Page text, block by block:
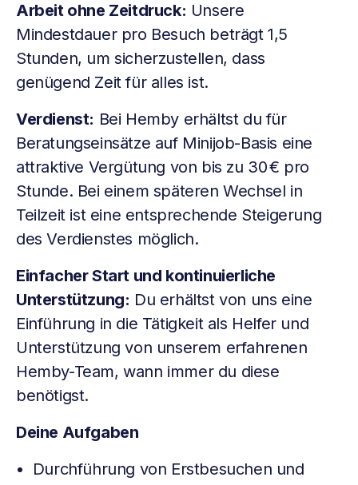
Arbeit ohne Zeitdruck: Unsere
Mindestdauer pro Besuch beträgt 1,5
Stunden, um sicherzustellen, dass
genügend Zeit für alles ist.
Verdienst: Bei Hemby erhältst du für
Beratungseinsätze auf Minijob-Basis eine
attraktive Vergütung von bis zu 30 € pro
Stunde. Bei einem späteren Wechsel in
Teilzeit ist eine entsprechende Steigerung
des Verdienstes möglich.
Einfacher Start und kontinuierliche
Unterstützung: Du erhältst von uns eine
Einführung in die Tätigkeit als Helfer und
Unterstützung von unserem erfahrenen
Hemby-Team, wann immer du diese
benötigst.
Deine Aufgaben
Durchführung von Erstbesuchen und